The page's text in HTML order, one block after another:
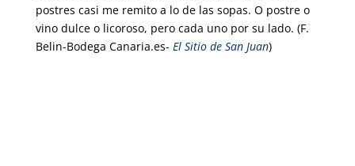
postres casi me remito a lo de las sopas. O postre o
vino dulce o licoroso, pero cada uno por su lado. (F.
Belin-Bodega Canaria.es- El Sitio de San Juan)